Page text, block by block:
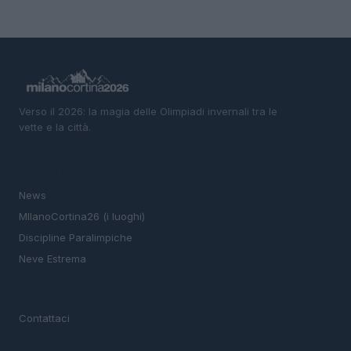
Verso il 2026: la magia delle Olimpiadi invernali tra le
vette e la città.
News
MIlanoCortina26 (i luoghi)
Discipline Paralimpiche
Neve Estrema
Contattaci